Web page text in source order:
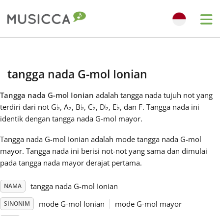
Български
Deutsch
Español
tangga nada G-mol Ionian
Tangga nada G-mol Ionian adalah tangga nada tujuh not yang
terdiri dari not G♭, A♭, B♭, C♭, D♭, E♭, dan F. Tangga nada ini
identik dengan tangga nada G-mol mayor.
Tangga nada G-mol Ionian adalah mode tangga nada G-mol
mayor. Tangga nada ini berisi not-not yang sama dan dimulai
pada tangga nada mayor derajat pertama.
NAMA tangga nada G-mol Ionian
SINONIM mode G-mol Ionian mode G-mol mayor